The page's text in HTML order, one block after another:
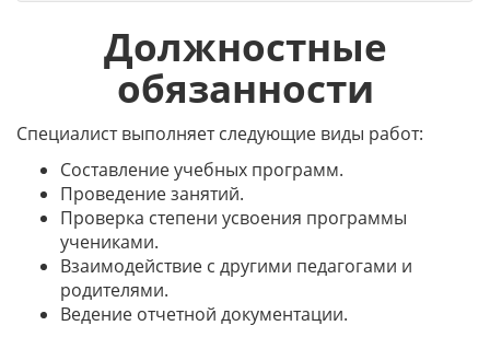
Должностные
обязанности
Специалист выполняет следующие виды работ:
Составление учебных программ.
Проведение занятий.
Проверка степени усвоения программы
учениками.
Взаимодействие с другими педагогами и
родителями.
Ведение отчетной документации.